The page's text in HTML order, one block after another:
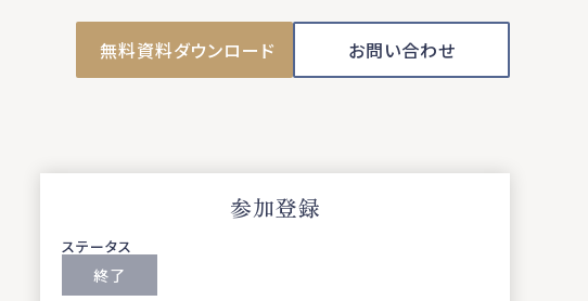
無料資料ダウンロード お問い合わせ
参加登録
ステータス
終了